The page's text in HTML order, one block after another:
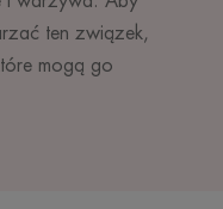
ten związek,
mogą go